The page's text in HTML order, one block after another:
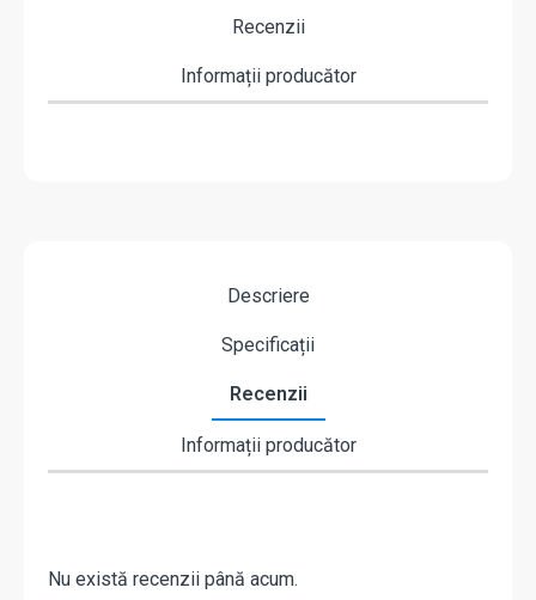
Recenzii
Informații producător
Descriere
Specificații
Recenzii
Informații producător
Nu există recenzii până acum.